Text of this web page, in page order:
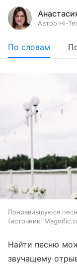
Автор Hi-
По словам
Понравившуюся
источник:
Найти песню
звучащему